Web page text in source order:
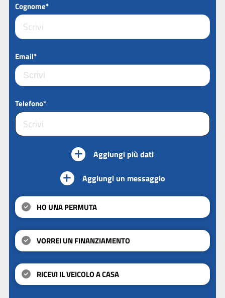
Cognome*
Email*
Telefono*
Aggiungi più dati
Aggiungi un messaggio
HO UNA PERMUTA
VORREI UN FINANZIAMENTO
RICEVI IL VEICOLO A CASA